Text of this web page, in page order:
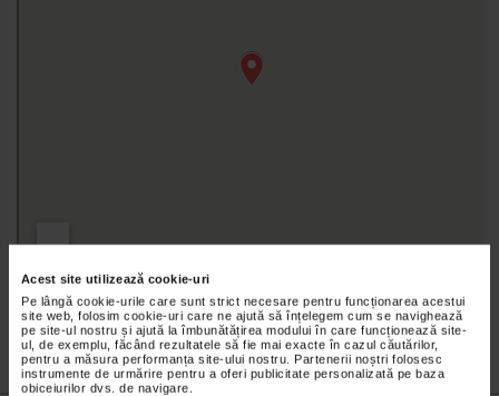
Acest site utilizează cookie-uri
Pe lângă cookie-urile care sunt strict necesare pentru funcționarea acestui
site web, folosim cookie-uri care ne ajută să înțelegem cum se navighează
pe site-ul nostru și ajută la îmbunătățirea modului în care funcționează site-
ul, de exemplu, făcând rezultatele să fie mai exacte în cazul căutărilor,
pentru a măsura performanța site-ului nostru. Partenerii noștri folosesc
instrumente de urmărire pentru a oferi publicitate personalizată pe baza
obiceiurilor dvs. de navigare.